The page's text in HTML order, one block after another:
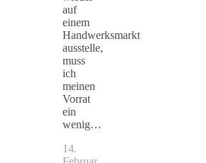
auf
einem
Handwerksmarkt
ausstelle,
muss
ich
meinen
Vorrat
ein
wenig…
14.